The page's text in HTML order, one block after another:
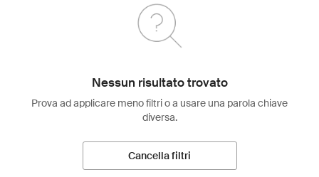
Nessun risultato trovato
Prova ad applicare meno filtri o a usare una parola chiave
diversa.
Cancella filtri